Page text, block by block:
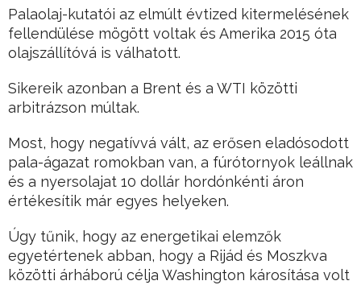
Palaolaj-kutatói az elmúlt évtized kitermelésének
fellendülése mögött voltak és Amerika 2015 óta
olajszállítóvá is válhatott.
Sikereik azonban a Brent és a WTI közötti
arbitrázson múltak.
Most, hogy negatívvá vált, az erősen eladósodott
pala-ágazat romokban van, a fúrótornyok leállnak
és a nyersolajat 10 dollár hordónkénti áron
értékesítik már egyes helyeken.
Úgy tűnik, hogy az energetikai elemzők
egyetértenek abban, hogy a Rijád és Moszkva
közötti árháború célja Washington károsítása volt